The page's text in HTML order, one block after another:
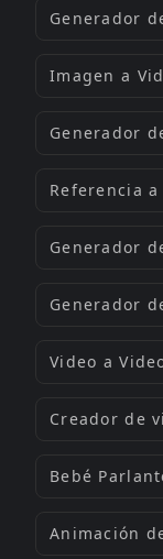
Generador
Imagen a
Generador
Referencia
Generador
Generador
Video a
Creador de
Bebé
Animación